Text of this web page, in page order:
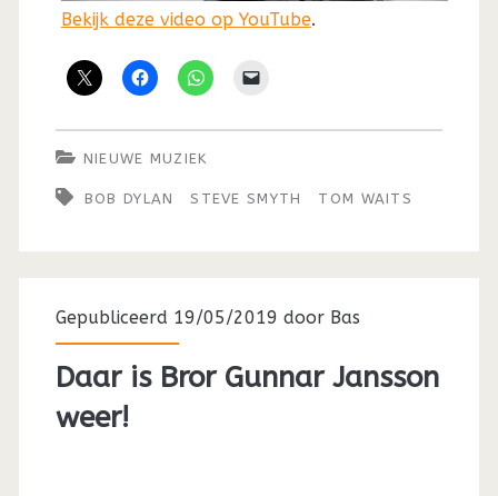
Bekijk deze video op YouTube.
NIEUWE MUZIEK
BOB DYLAN STEVE SMYTH TOM WAITS
Gepubliceerd 19/05/2019 door Bas
Daar is Bror Gunnar Jansson
weer!